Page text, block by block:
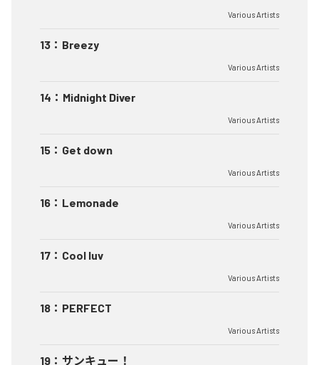
Various Artists
13 ： Breezy
Various Artists
14 ： Midnight Diver
Various Artists
15 ： Get down
Various Artists
16 ： Lemonade
Various Artists
17 ： Cool luv
Various Artists
18 ： PERFECT
Various Artists
19 ： サンキュー！